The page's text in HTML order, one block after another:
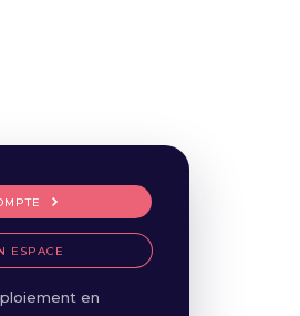
ESPACE
en